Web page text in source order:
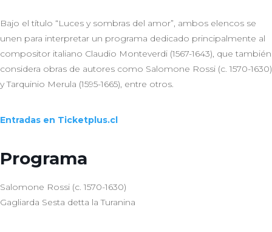
Bajo el título “Luces y sombras del amor”, ambos elencos se
unen para interpretar un programa dedicado principalmente al
compositor italiano Claudio Monteverdi (1567-1643), que también
considera obras de autores como Salomone Rossi (c. 1570-1630)
y Tarquinio Merula (1595-1665), entre otros.
Entradas en Ticketplus.cl
Programa
Salomone Rossi (c. 1570-1630)
Gagliarda Sesta detta la Turanina